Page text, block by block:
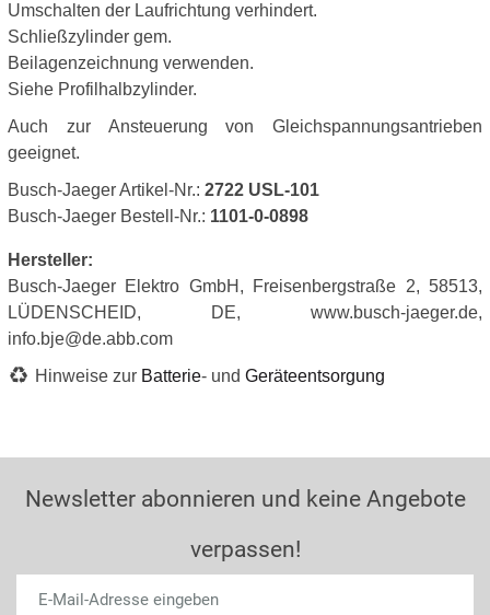
Umschalten der Laufrichtung verhindert.
Schließzylinder gem.
Beilagenzeichnung verwenden.
Siehe Profilhalbzylinder.
Auch zur Ansteuerung von Gleichspannungsantrieben
geeignet.
Busch-Jaeger Artikel-Nr.: 2722 USL-101
Busch-Jaeger Bestell-Nr.: 1101-0-0898
Hersteller:
Busch-Jaeger Elektro GmbH, Freisenbergstraße 2, 58513,
LÜDENSCHEID, DE, www.busch-jaeger.de,
info.bje@de.abb.com
Hinweise zur Batterie- und Geräteentsorgung
Newsletter abonnieren und keine Angebote
verpassen!